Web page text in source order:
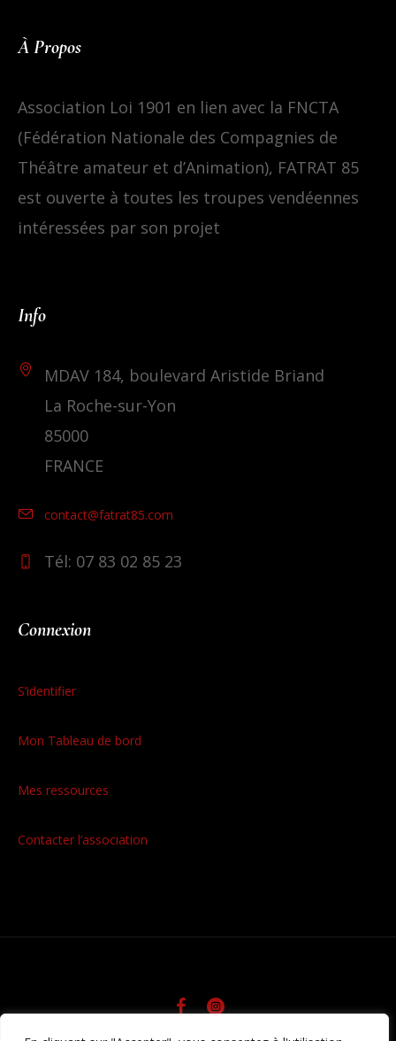
À Propos
Association Loi 1901 en lien avec la FNCTA
(Fédération Nationale des Compagnies de
Théâtre amateur et d’Animation), FATRAT 85
est ouverte à toutes les troupes vendéennes
intéressées par son projet
Info
MDAV 184, boulevard Aristide Briand
La Roche-sur-Yon
85000
FRANCE
contact@fatrat85.com
Tél: 07 83 02 85 23
Connexion
S’identifier
Mon Tableau de bord
Mes ressources
Contacter l’association